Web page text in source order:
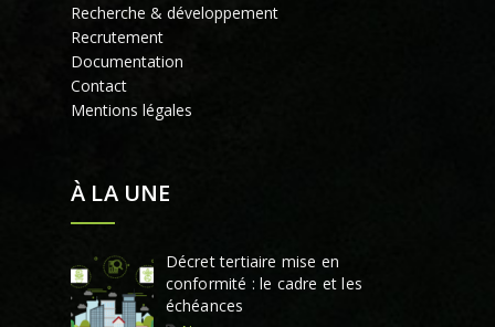
Recherche & développement
Recrutement
Documentation
Contact
Mentions légales
À LA UNE
Décret tertiaire mise en
conformité : le cadre et les
échéances